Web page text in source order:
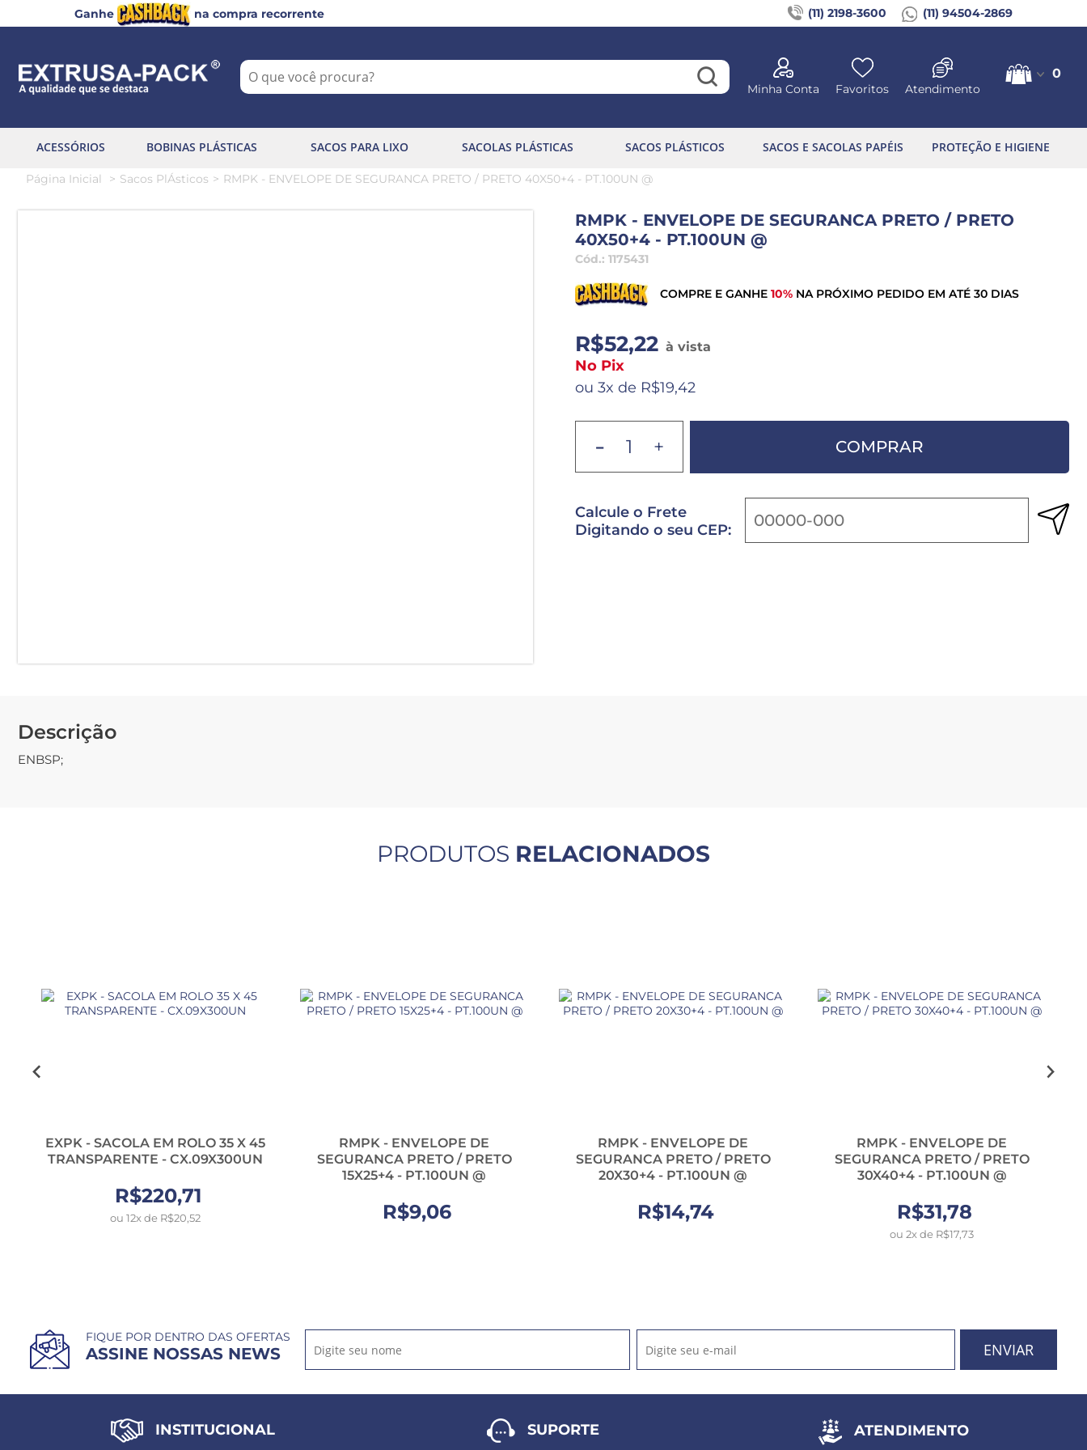
Ganhe na compra recorrente (11) 2198-3600 (11) 94504-2869
Minha Conta Favoritos Atendimento
0
ACESSÓRIOS BOBINAS PLÁSTICAS SACOS PARA LIXO SACOLAS PLÁSTICAS SACOS PLÁSTICOS SACOS E SACOLAS PAPÉIS PROTEÇÃO E HIGIENE
Página Inicial Sacos PlÁsticos RMPK - ENVELOPE DE SEGURANCA PRETO / PRETO 40X50+4 - PT.100UN @
RMPK - ENVELOPE DE SEGURANCA PRETO / PRETO
40X50+4 - PT.100UN @
Cód.: 1175431
COMPRE E GANHE 10% NA PRÓXIMO PEDIDO EM ATÉ 30 DIAS
R$52,22 à vista
No Pix
ou 3x de R$19,42
- + COMPRAR
Calcule o Frete
Digitando o seu CEP:
Descrição
ENBSP;
PRODUTOS RELACIONADOS
EXPK - SACOLA EM ROLO 35 X 45
TRANSPARENTE - CX.09X300UN
R$220,71
ou 12x de R$20,52
RMPK - ENVELOPE DE
SEGURANCA PRETO / PRETO
15X25+4 - PT.100UN @
R$9,06
RMPK - ENVELOPE DE
SEGURANCA PRETO / PRETO
20X30+4 - PT.100UN @
R$14,74
RMPK - ENVELOPE DE
SEGURANCA PRETO / PRETO
30X40+4 - PT.100UN @
R$31,78
ou 2x de R$17,73
FIQUE POR DENTRO DAS OFERTAS
ASSINE NOSSAS NEWS
INSTITUCIONAL SUPORTE ATENDIMENTO